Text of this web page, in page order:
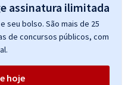
seu bolso. São mais de 25
de concursos públicos, com
hoje